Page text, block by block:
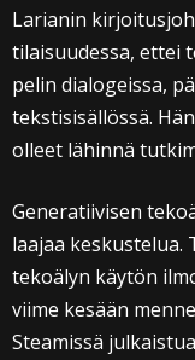
Larianin
tilaisuudessa, ettei
pelin dialogeissa,
tekstisisällössä.
olleet lähinnä
Generatiivisen
laajaa keskustelua.
tekoälyn käytön
viime kesään
Steamissä